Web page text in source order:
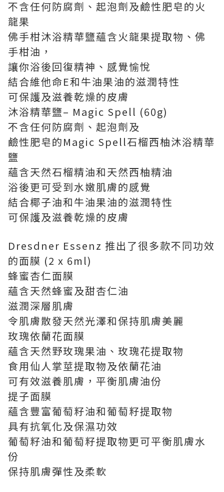
不含任何防腐劑、起泡劑及鹼性肥皂的火
龍果
佛手柑沐浴精華鹽蘊含火龍果提取物、佛
手柑油，
讓你浴後回復精神、感覺愉悅
結合維他命E和牛油果油的滋潤特性
可保護及滋養乾燥的皮膚
沐浴精華鹽– Magic Spell (60g)
不含任何防腐劑、起泡劑及
鹼性肥皂的Magic Spell石榴西柚沐浴精華
鹽
蘊含天然石榴精油和天然西柚精油
浴後更可受到水嫩肌膚的感覺
結合椰子油和牛油果油的滋潤特性
可保護及滋養乾燥的皮膚
Dresdner Essenz 推出了很多款不同功效
的面膜 (2 x 6ml)
蜂蜜杏仁面膜
蘊含天然蜂蜜及甜杏仁油
滋潤深層肌膚
令肌膚散發天然光澤和保持肌膚美麗
玫瑰依蘭花面膜
蘊含天然野玫瑰果油、玫瑰花提取物
食用仙人掌莖提取物及依蘭花油
可有效滋養肌膚，平衡肌膚油份
提子面膜
蘊含豐富葡萄籽油和葡萄籽提取物
具有抗氧化及保濕功效
葡萄籽油和葡萄籽提取物更可平衡肌膚水
份
保持肌膚彈性及柔軟